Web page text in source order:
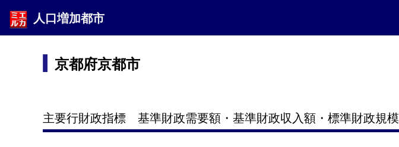
人口増加都市
京都府京都市
主要行財政指標 基準財政需要額・基準財政収入額・標準財政規模